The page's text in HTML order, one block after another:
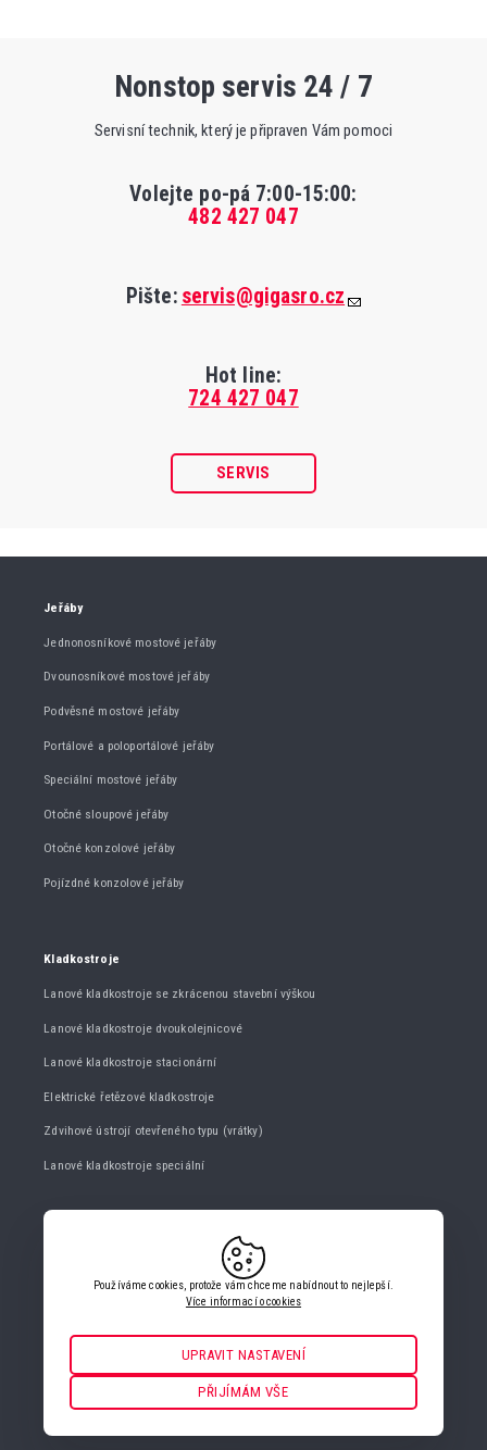
Nonstop servis 24 / 7
Servisní technik, který je připraven Vám pomoci
Volejte po-pá 7:00-15:00:
482 427 047
Pište: servis@gigasro.cz
Hot line:
724 427 047
SERVIS
Jeřáby
Jednonosníkové mostové jeřáby
Dvounosníkové mostové jeřáby
Podvěsné mostové jeřáby
Portálové a poloportálové jeřáby
Speciální mostové jeřáby
Otočné sloupové jeřáby
Otočné konzolové jeřáby
Pojízdné konzolové jeřáby
Kladkostroje
Lanové kladkostroje se zkrácenou stavební výškou
Lanové kladkostroje dvoukolejnicové
Lanové kladkostroje stacionární
Elektrické řetězové kladkostroje
Zdvihové ústrojí otevřeného typu (vrátky)
Lanové kladkostroje speciální
info@gigasro.cz
NASTAVENÍ COOKIES
Používáme cookies, protože vám chceme nabídnout to nejlepší.
Více informací o cookies
sítě, přístupnost a základní statistiky o návštěvnících.
UPRAVIT NASTAVENÍ
PŘIJÍMÁM VŠE